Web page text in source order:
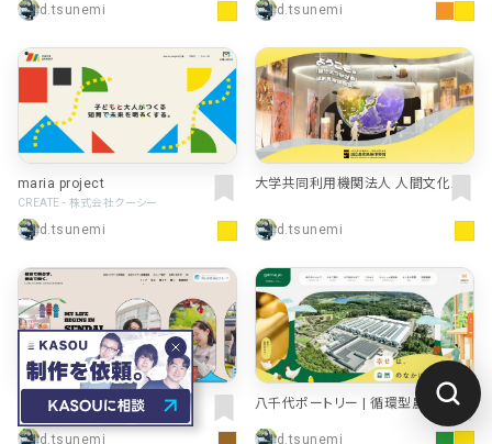
d.tsunemi
d.tsunemi
maria project
CREATE - 株式会社クーシー
d.tsunemi
大学共同利用機関法人 人間文化研
d.tsunemi
仙台で暮らす、湖山で働く。
d.tsunemi
八千代ポートリー | 循環型農業に取
り組む食菜卵やたまごの販売会社
d.tsunemi